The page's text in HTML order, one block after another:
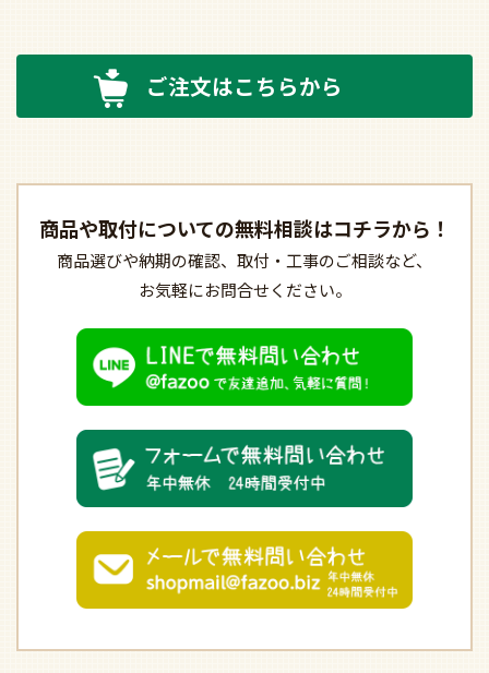
ご注文はこちらから
商品や取付についての無料相談はコチラから！
商品選びや納期の確認、 取付・工事のご相談など、
お気軽にお問合せください。